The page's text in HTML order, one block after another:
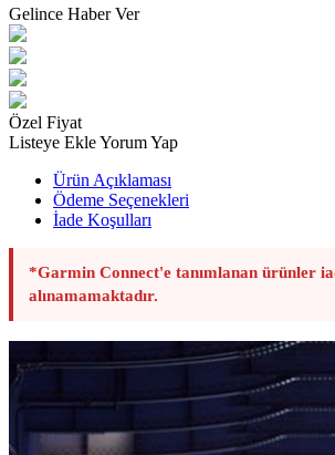
Gelince Haber Ver
Özel Fiyat
Listeye EkleYorum Yap
Ürün Açıklaması
Ödeme Seçenekleri
İade Koşulları
*Garmin Connect'e tanımlanan ürünler
alınamamaktadır.